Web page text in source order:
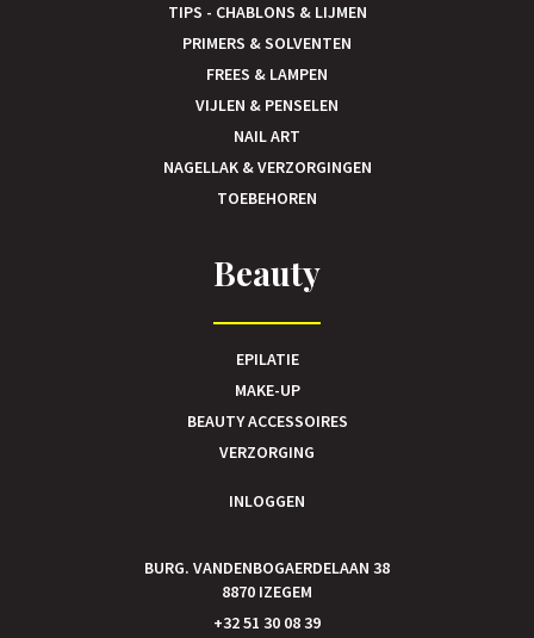
TIPS - CHABLONS & LIJMEN
PRIMERS & SOLVENTEN
FREES & LAMPEN
VIJLEN & PENSELEN
NAIL ART
NAGELLAK & VERZORGINGEN
TOEBEHOREN
Beauty
EPILATIE
MAKE-UP
BEAUTY ACCESSOIRES
VERZORGING
INLOGGEN
BURG. VANDENBOGAERDELAAN 38
8870 IZEGEM
+32 51 30 08 39